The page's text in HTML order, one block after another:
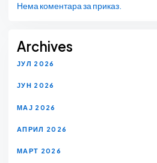
Нема коментара за приказ.
Archives
ЈУЛ 2026
ЈУН 2026
МАЈ 2026
АПРИЛ 2026
МАРТ 2026